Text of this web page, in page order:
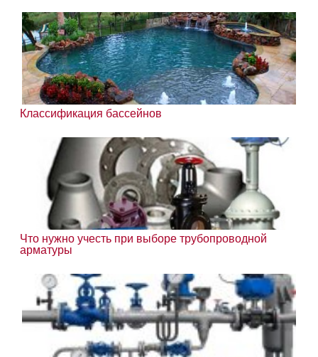
Классификация бассейнов
Что нужно учесть при выборе трубопроводной
арматуры